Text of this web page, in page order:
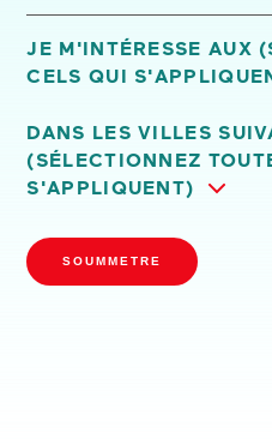
JE M'INTÉRESSE AUX
CELS QUI
DANS LES VILLES
(SÉLECTIONNEZ
S'APPLIQUENT)
SOUMMETRE